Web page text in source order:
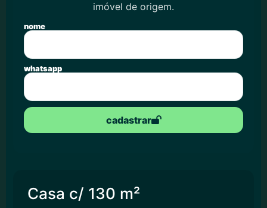
imóvel de origem.
nome
whatsapp
cadastrar
Casa c/ 130 m²